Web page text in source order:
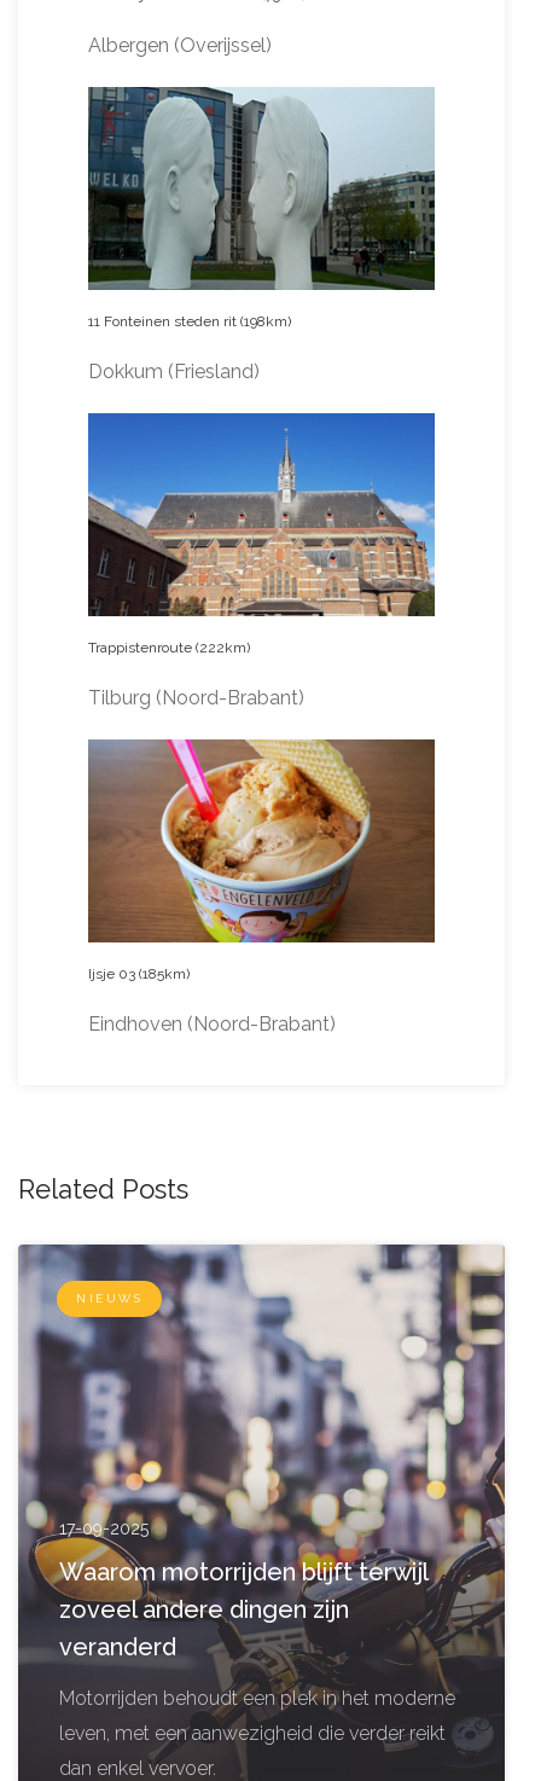
Albergen (Overijssel)
11 Fonteinen steden rit (198km)
Dokkum (Friesland)
Trappistenroute (222km)
Tilburg (Noord-Brabant)
Ijsje 03 (185km)
Eindhoven (Noord-Brabant)
Related Posts
NIEUWS
17-09-2025
Waarom motorrijden blijft terwijl
zoveel andere dingen zijn
veranderd
Motorrijden behoudt een plek in het moderne
leven, met een aanwezigheid die verder reikt
dan enkel vervoer.